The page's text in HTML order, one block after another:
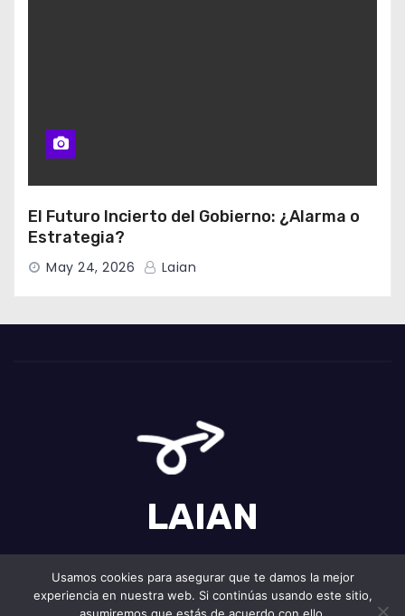
El Futuro Incierto del Gobierno: ¿Alarma o
Estrategia?
May 24, 2026 Laian
LAIAN
Funciona gracias a WordPress |Tema: Newses deThemeansar
Usamos cookies para asegurar que te damos la mejor
experiencia en nuestra web. Si continúas usando este sitio,